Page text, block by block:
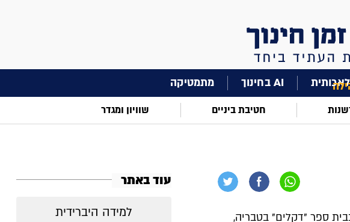
AI בחינוך מתמטיקה
חטיבת ביניים שוויון ומגדר
ספר "דקלים" בטבריה,
עוד באתר
למידה היברידית